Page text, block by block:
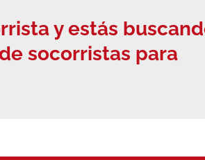
y estás
socorristas para